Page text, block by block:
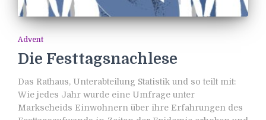
Advent
Die Festtagsnachlese
Das Rathaus, Unterabteilung Statistik und so teilt mit:
Wie jedes Jahr wurde eine Umfrage unter
Markscheids Einwohnern über ihre Erfahrungen des